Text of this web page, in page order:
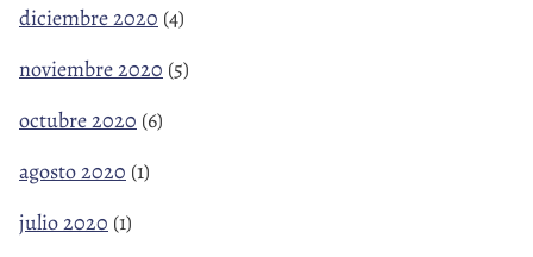
diciembre 2020 (4)
noviembre 2020 (5)
octubre 2020 (6)
agosto 2020 (1)
julio 2020 (1)